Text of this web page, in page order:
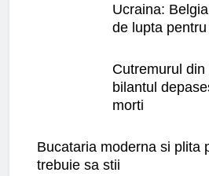
Ucraina:
de lupta
Cutremurul
bilantul
morti
Bucataria moderna si plita
trebuie sa stii